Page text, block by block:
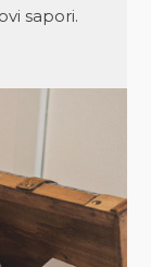
sapori.